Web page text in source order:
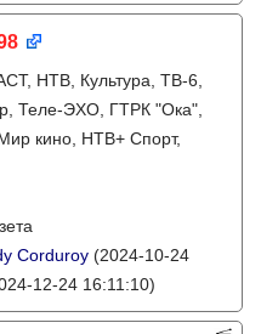
НТВ, Культура, ТВ-6,
Теле-ЭХО, ГТРК "Ока",
кино, НТВ+ Спорт,
Corduroy (2024-10-24
12-24 16:11:10)